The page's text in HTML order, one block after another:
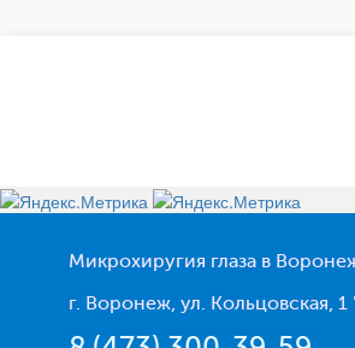
Микрохиругия глаза в
г. Воронеж, ул. Кольцовская, 1